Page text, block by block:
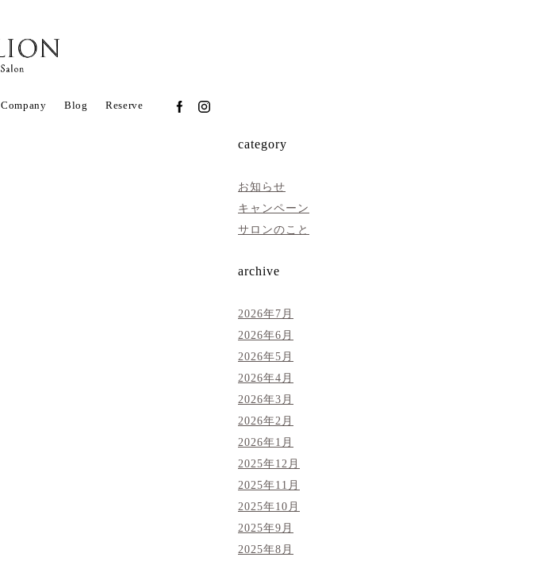
Company Blog Reserve
category
お知らせ
キャンペーン
サロンのこと
archive
2026年7月
2026年6月
2026年5月
2026年4月
2026年3月
2026年2月
2026年1月
2025年12月
2025年11月
2025年10月
2025年9月
2025年8月